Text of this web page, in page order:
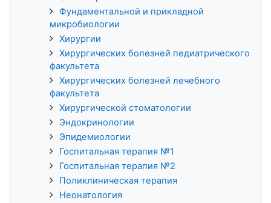
Фундаментальной и прикладной
микробиологии
Хирургии
Хирургических болезней педиатрического
факультета
Хирургических болезней лечебного
факультета
Хирургической стоматологии
Эндокринологии
Эпидемиологии
Госпитальная терапия №1
Госпитальная терапия №2
Поликлиническая терапия
Неонатология